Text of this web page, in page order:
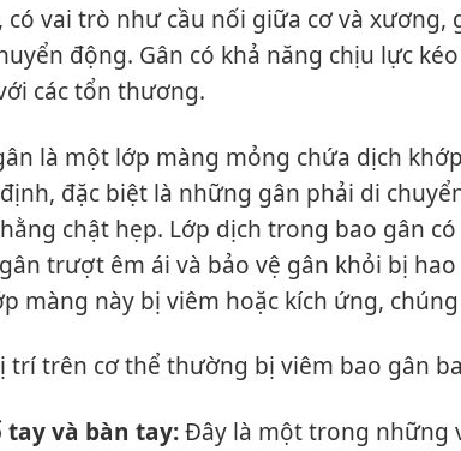
có vai trò như cầu nối giữa cơ và
động. Gân có khả năng chịu lực
các tổn thương.
là một lớp màng mỏng chứa dịch
đặc biệt là những gân phải di
chật hẹp. Lớp dịch trong bao gân
trượt êm ái và bảo vệ gân khỏi bị
màng này bị viêm hoặc kích ứng,
trí trên cơ thể thường bị viêm bao gân
tay và bàn tay:Đây là một trong những